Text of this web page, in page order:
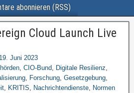
abonnieren (RSS)
Cloud Launch Live
19. Juni 2023
, CIO-Bund, Digitale Resilienz,
, Forschung, Gesetzgebung,
, KRITIS, Nachrichtendienste, Normen